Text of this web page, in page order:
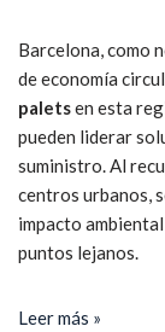
Barcelona, como
de economía
paletsen esta
pueden liderar
suministro. Al
centros urbanos,
impacto
puntos lejanos.
Leer más »